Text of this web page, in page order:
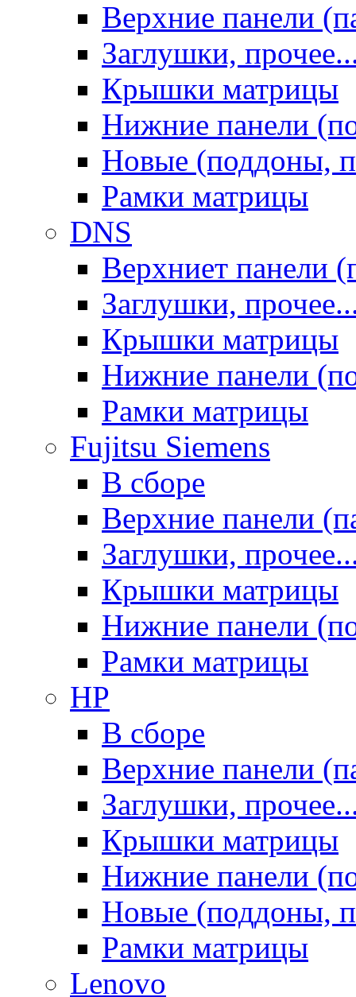
Верхние панели
Заглушки,
Крышки матрицы
Нижние панели
Новые (поддоны,
Рамки матрицы
DNS
Верхниет панели
Заглушки,
Крышки матрицы
Нижние панели
Рамки матрицы
Fujitsu Siemens
В сборе
Верхние панели
Заглушки,
Крышки матрицы
Нижние панели
Рамки матрицы
HP
В сборе
Верхние панели
Заглушки,
Крышки матрицы
Нижние панели
Новые (поддоны,
Рамки матрицы
Lenovo